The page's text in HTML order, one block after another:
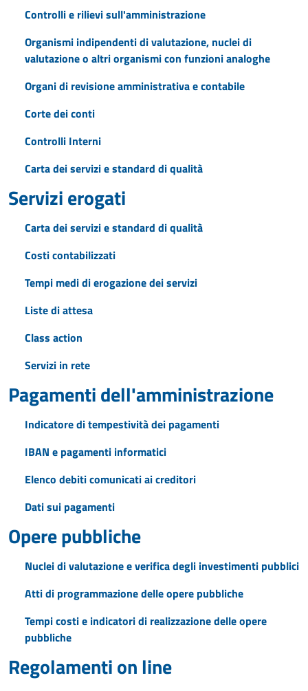
Controlli e rilievi sull'amministrazione
Organismi indipendenti di valutazione, nuclei di
valutazione o altri organismi con funzioni analoghe
Organi di revisione amministrativa e contabile
Corte dei conti
Controlli Interni
Carta dei servizi e standard di qualità
Servizi erogati
Carta dei servizi e standard di qualità
Costi contabilizzati
Tempi medi di erogazione dei servizi
Liste di attesa
Class action
Servizi in rete
Pagamenti dell'amministrazione
Indicatore di tempestività dei pagamenti
IBAN e pagamenti informatici
Elenco debiti comunicati ai creditori
Dati sui pagamenti
Opere pubbliche
Nuclei di valutazione e verifica degli investimenti pubblici
Atti di programmazione delle opere pubbliche
Tempi costi e indicatori di realizzazione delle opere
pubbliche
Regolamenti on line